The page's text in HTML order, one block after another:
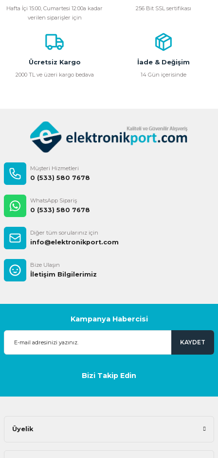
Ürün açıklamasında eksik bilgiler bulunuyor.
Ürün bilgilerinde hatalar bulunuyor.
Ürün fiyatı diğer sitelerden daha pahalı.
Bu ürüne benzer farklı alternatifler olmalı.
Hafta İçi 15:00, Cumartesi 12:00a kadar
verilen siparişler için
256 Bit SSL sertifikası
Ücretsiz Kargo
2000 TL ve üzeri kargo bedava
İade & Değişim
14 Gün içerisinde
Müşteri Hizmetleri
0 (533) 580 7678
WhatsApp Sipariş
0 (533) 580 7678
Diğer tüm sorularınız için
info@elektronikport.com
Bize Ulaşın
İletişim Bilgilerimiz
Kampanya Habercisi
KAYDET
Bizi Takip Edin
Üyelik